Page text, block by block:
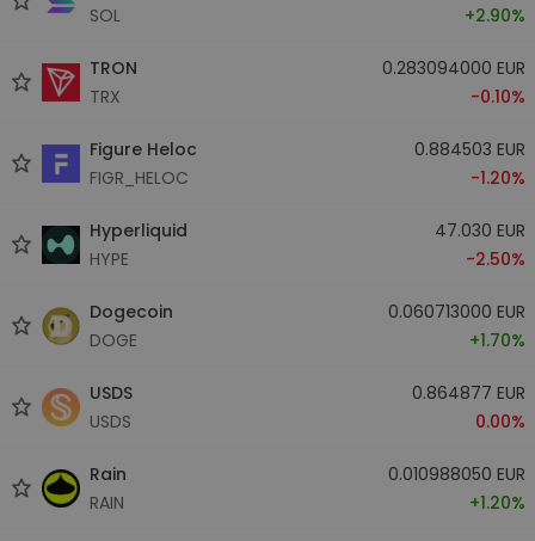
SOL
+2.90%
TRON
TRX
0.283094000 EUR
-0.10%
Figure Heloc
FIGR_HELOC
0.884503 EUR
-1.20%
Hyperliquid
HYPE
47.030 EUR
-2.50%
Dogecoin
DOGE
0.060713000 EUR
+1.70%
USDS
USDS
0.864877 EUR
0.00%
Rain
RAIN
0.010988050 EUR
+1.20%